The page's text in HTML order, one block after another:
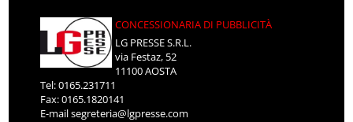
CONCESSIONARIA DI PUBBLICITÀ
LG PRESSE S.R.L.
via Festaz, 52
11100 AOSTA
Tel: 0165.231711
Fax: 0165.1820141
E-mailsegreteria@lgpresse.com